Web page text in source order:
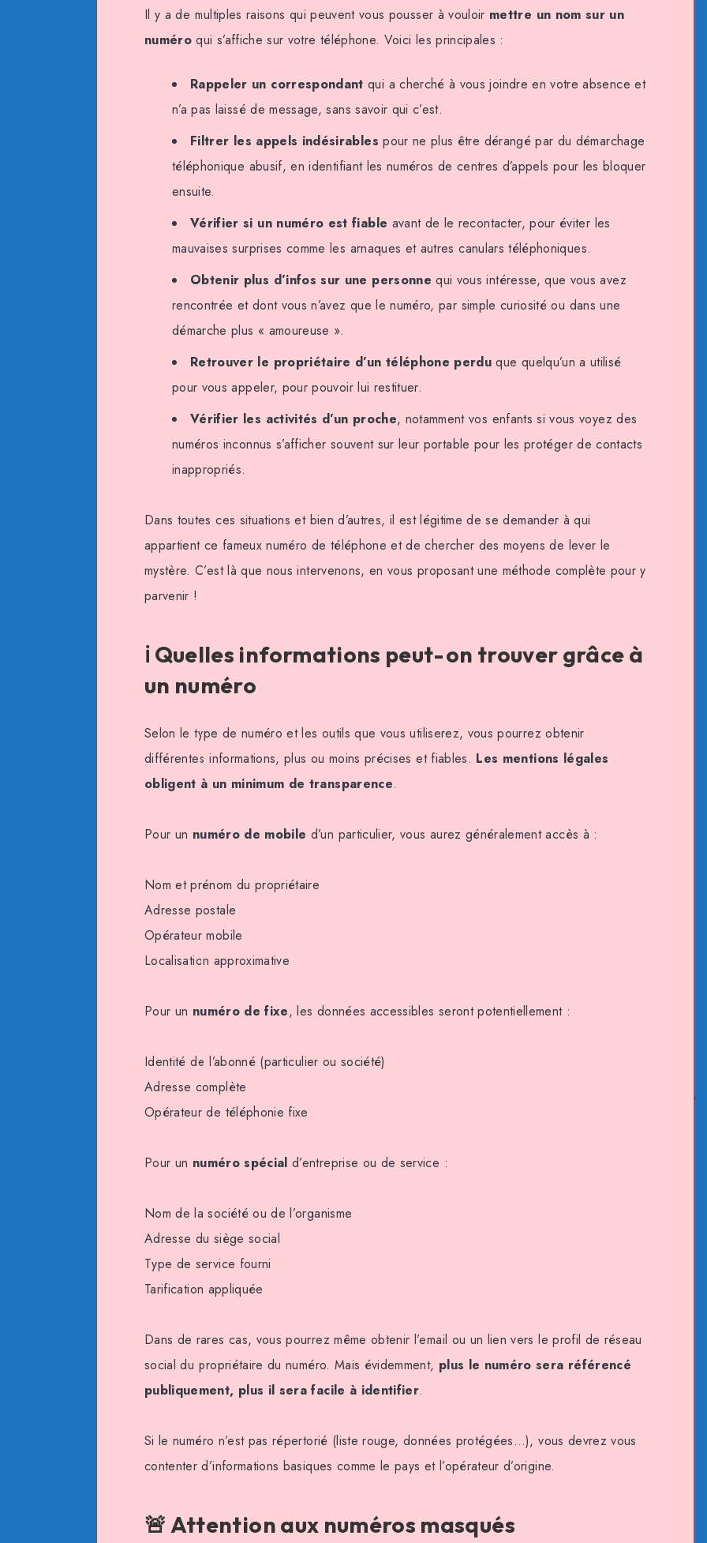
Il y a de multiples raisons qui peuvent vous pousser à vouloir mettre un nom sur un
numéro qui s’affiche sur votre téléphone. Voici les principales :
Rappeler un correspondant qui a cherché à vous joindre en votre absence et
n’a pas laissé de message, sans savoir qui c’est.
Filtrer les appels indésirables pour ne plus être dérangé par du démarchage
téléphonique abusif, en identifiant les numéros de centres d’appels pour les bloquer
ensuite.
Vérifier si un numéro est fiable avant de le recontacter, pour éviter les
mauvaises surprises comme les arnaques et autres canulars téléphoniques.
Obtenir plus d’infos sur une personne qui vous intéresse, que vous avez
rencontrée et dont vous n’avez que le numéro, par simple curiosité ou dans une
démarche plus « amoureuse ».
Retrouver le propriétaire d’un téléphone perdu que quelqu’un a utilisé
pour vous appeler, pour pouvoir lui restituer.
Vérifier les activités d’un proche, notamment vos enfants si vous voyez des
numéros inconnus s’afficher souvent sur leur portable pour les protéger de contacts
inappropriés.
Dans toutes ces situations et bien d’autres, il est légitime de se demander à qui
appartient ce fameux numéro de téléphone et de chercher des moyens de lever le
mystère. C’est là que nous intervenons, en vous proposant une méthode complète pour y
parvenir !
ℹ️ Quelles informations peut-on trouver grâce à
un numéro
Selon le type de numéro et les outils que vous utiliserez, vous pourrez obtenir
différentes informations, plus ou moins précises et fiables. Les mentions légales
obligent à un minimum de transparence.
Pour un numéro de mobile d’un particulier, vous aurez généralement accès à :
Nom et prénom du propriétaire
Adresse postale
Opérateur mobile
Localisation approximative
Pour un numéro de fixe, les données accessibles seront potentiellement :
Identité de l’abonné (particulier ou société)
Adresse complète
Opérateur de téléphonie fixe
Pour un numéro spécial d’entreprise ou de service :
Nom de la société ou de l’organisme
Adresse du siège social
Type de service fourni
Tarification appliquée
Dans de rares cas, vous pourrez même obtenir l’email ou un lien vers le profil de réseau
social du propriétaire du numéro. Mais évidemment, plus le numéro sera référencé
publiquement, plus il sera facile à identifier.
Si le numéro n’est pas répertorié (liste rouge, données protégées…), vous devrez vous
contenter d’informations basiques comme le pays et l’opérateur d’origine.
🚨 Attention aux numéros masqués